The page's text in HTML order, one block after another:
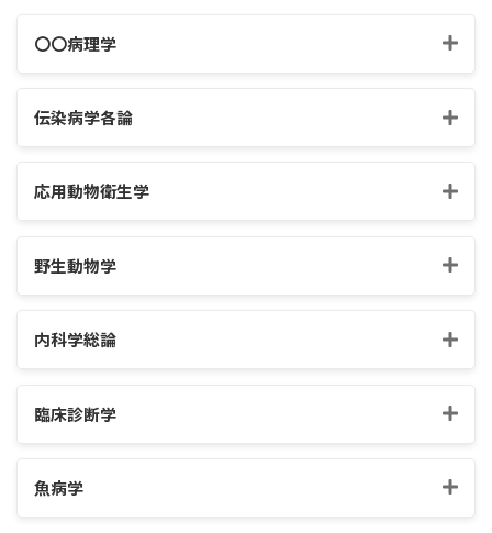
〇〇病理学
伝染病学各論
応用動物衛生学
野生動物学
内科学総論
臨床診断学
魚病学